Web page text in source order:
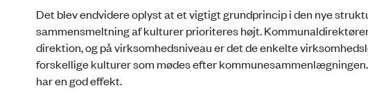
Det blev endvidere oplyst at et vigtigt grundprincip i den nye
sammensmeltning af kulturer prioriteres højt.
direktion, og på virksomhedsniveau er det de enkelte
forskellige kulturer som mødes efter
har en god effekt.